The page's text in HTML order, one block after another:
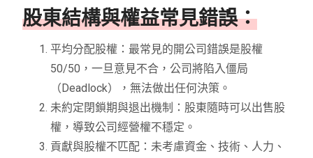
股東結構與權益常見錯誤：
平均分配股權：最常見的開公司錯誤是股權
50/50，一旦意見不合，公司將陷入僵局
（Deadlock），無法做出任何決策。
未約定閉鎖期與退出機制：股東隨時可以出售股
權，導致公司經營權不穩定。
貢獻與股權不匹配：未考慮資金、技術、人力、